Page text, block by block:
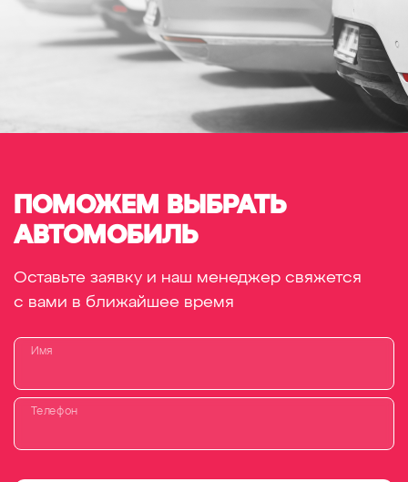
ПОМОЖЕМ ВЫБРАТЬ
АВТОМОБИЛЬ
Оставьте заявку и наш менеджер свяжется
с вами в ближайшее время
Имя
Телефон